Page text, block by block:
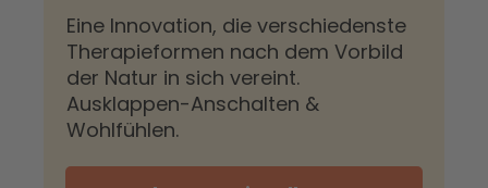
Eine Innovation, die verschiedenste
Therapieformen nach dem Vorbild
der Natur in sich vereint.
Ausklappen-Anschalten &
Wohlfühlen.